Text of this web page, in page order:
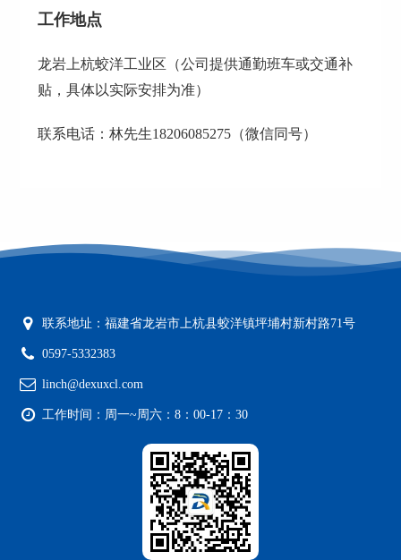
工作地点
龙岩上杭蛟洋工业区（公司提供通勤班车或交通补
贴，具体以实际安排为准）
联系电话：林先生18206085275（微信同号）
联系地址：福建省龙岩市上杭县蛟洋镇坪埔村新村路71号
0597-5332383
linch@dexuxcl.com
工作时间：周一~周六：8：00-17：30